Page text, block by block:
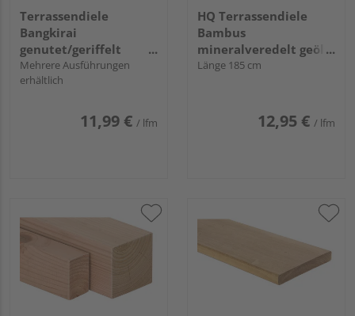
Terrassendiele
Bangkirai
genutet/geriffelt
"Premium"
Mehrere Ausführungen
erhältlich
11,99 € / lfm
HQ Terrassendiele
Bambus
mineralveredelt geölt
einseitig fein genutet,
stirnseitige Nut &
Feder - 20 x 137 mm
Länge 185 cm
12,95 € / lfm